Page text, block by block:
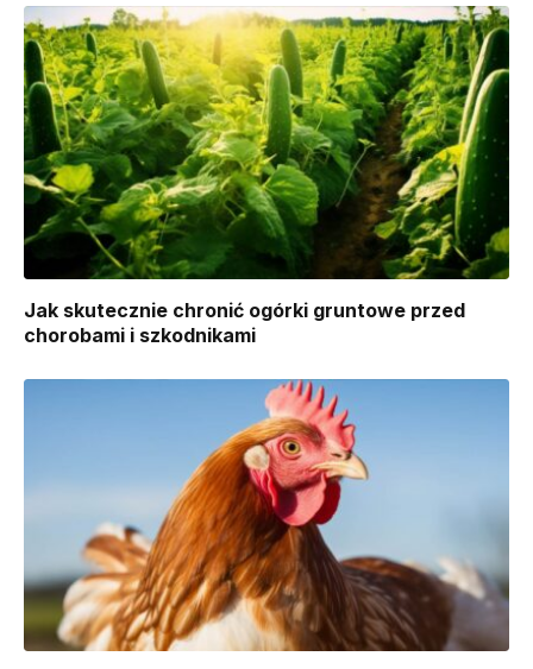
Jak skutecznie chronić ogórki gruntowe przed
chorobami i szkodnikami